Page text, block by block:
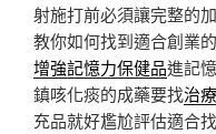
射施打前必須讓完整的
教你如何找到適合創業
增強記憶力保健品進記
鎮咳化痰的成藥要找治
充品就好尷尬評估適合